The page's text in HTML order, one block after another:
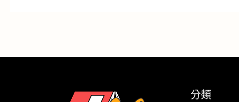
分類